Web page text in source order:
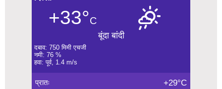
+33°C
बूंदा बांदी
दबाव: 750 मिमी एचजी
नमी: 76 %
हवा: पूर्व, 1.4 m/s
प्रातः +29°C